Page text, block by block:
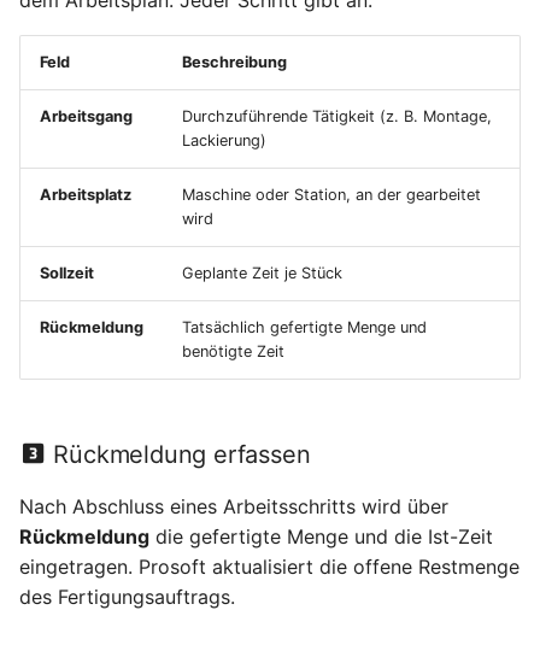
Feld Beschreibung
Arbeitsgang
Durchzuführende Tätigkeit (z. B. Montage,
Lackierung)
Arbeitsplatz
Maschine oder Station, an der gearbeitet
wird
Sollzeit Geplante Zeit je Stück
Rückmeldung
Tatsächlich gefertigte Menge und
benötigte Zeit
Rückmeldung erfassen
Nach Abschluss eines Arbeitsschritts wird über
Rückmeldung die gefertigte Menge und die Ist-Zeit
eingetragen. Prosoft aktualisiert die offene Restmenge
des Fertigungsauftrags.